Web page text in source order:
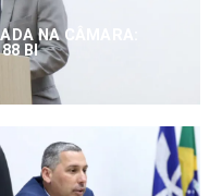
NA CÂMARA:
BI